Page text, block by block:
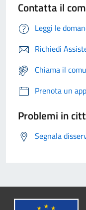
Contatta il
Leggi le
Richiedi
Chiama il
Prenota un
Problemi in
Segnala